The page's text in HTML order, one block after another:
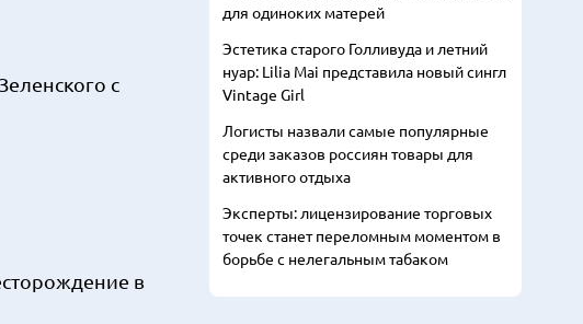
с
в
для одиноких матерей
Эстетика старого Голливуда и летний
нуар: Lilia Mai представила новый сингл
Vintage Girl
Логисты назвали самые популярные
среди заказов россиян товары для
активного отдыха
Эксперты: лицензирование торговых
точек станет переломным моментом в
борьбе с нелегальным табаком